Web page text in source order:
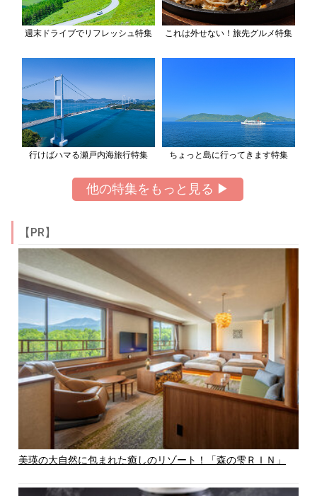
週末ドライブでリフレッシュ特集 これは外せない！旅先グルメ特集
行けばハマる瀬戸内海旅行特集 ちょっと島に行ってきます特集
他の特集をもっと見る ▶
【PR】
美瑛の大自然に包まれた癒しのリゾート！「森の雫ＲＩＮ」